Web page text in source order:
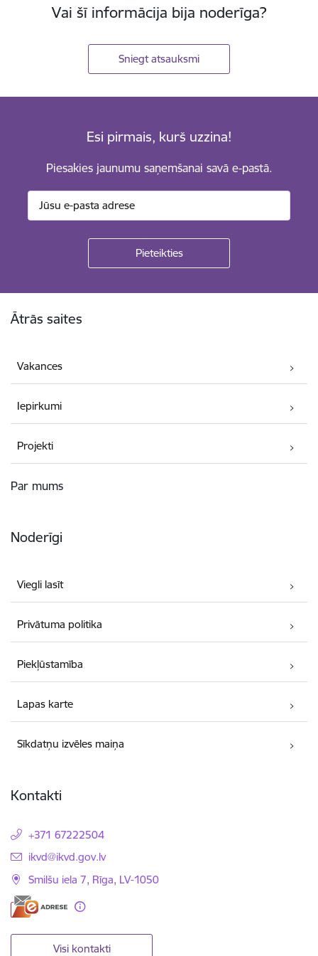
Vai šī informācija bija noderīga?
Sniegt atsauksmi
Esi pirmais, kurš uzzina!
Piesakies jaunumu saņemšanai savā e-pastā.
Ātrās saites
Vakances
Iepirkumi
Projekti
Par mums
Noderīgi
Viegli lasīt
Privātuma politika
Piekļūstamība
Lapas karte
Sīkdatņu izvēles maiņa
Kontakti
+371 67222504
E-pasts:
ikvd@ikvd.gov.lv
Smilšu iela 7, Rīga, LV-1050
Visi kontakti